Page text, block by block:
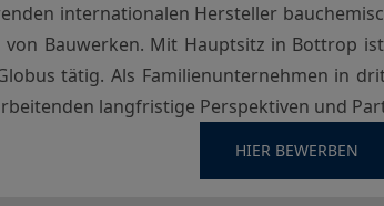
internationalen Hersteller
Bauwerken. Mit Hauptsitz in Bottrop
tätig. Als Familienunternehmen in
langfristige Perspektiven und
HIER BEWERBEN